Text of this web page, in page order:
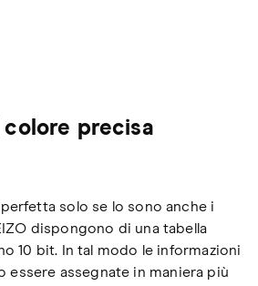
precisa
solo se lo sono anche i
dispongono di una tabella
10 bit. In tal modo le informazioni
essere assegnate in maniera più